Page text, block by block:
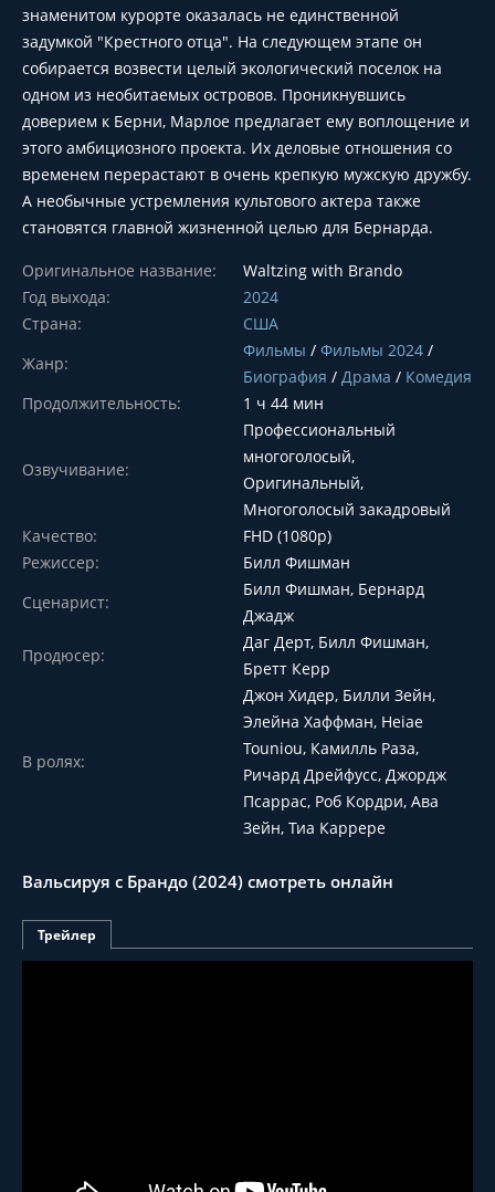
знаменитом курорте оказалась не единственной
задумкой "Крестного отца". На следующем этапе он
собирается возвести целый экологический поселок на
одном из необитаемых островов. Проникнувшись
доверием к Берни, Марлое предлагает ему воплощение и
этого амбициозного проекта. Их деловые отношения со
временем перерастают в очень крепкую мужскую дружбу.
А необычные устремления культового актера также
становятся главной жизненной целью для Бернарда.
Оригинальное название:
Waltzing with Brando
Год выхода:
2024
Страна:
США
Жанр:
Фильмы / Фильмы 2024 /
Биография / Драма / Комедия
Продолжительность:
1 ч 44 мин
Озвучивание:
Профессиональный
многоголосый,
Оригинальный,
Многоголосый закадровый
Качество:
FHD (1080p)
Режиссер:
Билл Фишман
Сценарист:
Билл Фишман, Бернард
Джадж
Продюсер:
Даг Дерт, Билл Фишман,
Бретт Керр
В ролях:
Джон Хидер, Билли Зейн,
Элейна Хаффман, Heiae
Touniou, Камилль Раза,
Ричард Дрейфусс, Джордж
Псаррас, Роб Кордри, Ава
Зейн, Тиа Каррере
Вальсируя с Брандо (2024) смотреть онлайн
Трейлер